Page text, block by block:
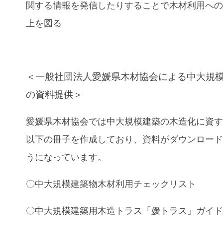
関する情報を発信したりすることで木材利用へ
上を図る
＜一般社団法人愛媛県木材協会による中大規
の資料提供＞
愛媛県木材協会では中大規模建築の木造化に資
以下の冊子を作成しており、資料がダウンロー
うになっています。
〇中大規模建築物木材利用チェックリスト
〇中大規模建築用木造トラス「媛トラス」ガイド